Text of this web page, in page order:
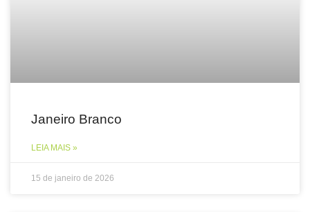
Janeiro Branco
LEIA MAIS »
15 de janeiro de 2026